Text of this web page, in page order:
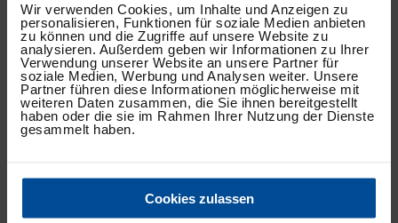
Wir verwenden Cookies, um Inhalte und Anzeigen zu
personalisieren, Funktionen für soziale Medien anbieten
zu können und die Zugriffe auf unsere Website zu
analysieren. Außerdem geben wir Informationen zu Ihrer
Verwendung unserer Website an unsere Partner für
soziale Medien, Werbung und Analysen weiter. Unsere
Partner führen diese Informationen möglicherweise mit
weiteren Daten zusammen, die Sie ihnen bereitgestellt
haben oder die sie im Rahmen Ihrer Nutzung der Dienste
gesammelt haben.
Cookies zulassen
308.677Quadratmeter umfasst der BORUSSIA-PARK in
Mönchengladbach. Die Fläche entspricht umgerechnet
43 Fußballfeldern. Auf dem Gelände gibt es neben dem
Stadion, auch das Internat „FohlenStall“, das Museum
„FohlenWelt“ oder auch ein Hotel, welches einen Blick
auf das Stadion bietet.